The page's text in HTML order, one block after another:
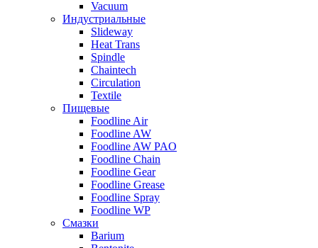
Vacuum
Индустриальные
Slideway
Heat Trans
Spindle
Chaintech
Circulation
Textile
Пищевые
Foodline Air
Foodline AW
Foodline AW PAO
Foodline Chain
Foodline Gear
Foodline Grease
Foodline Spray
Foodline WP
Смазки
Barium